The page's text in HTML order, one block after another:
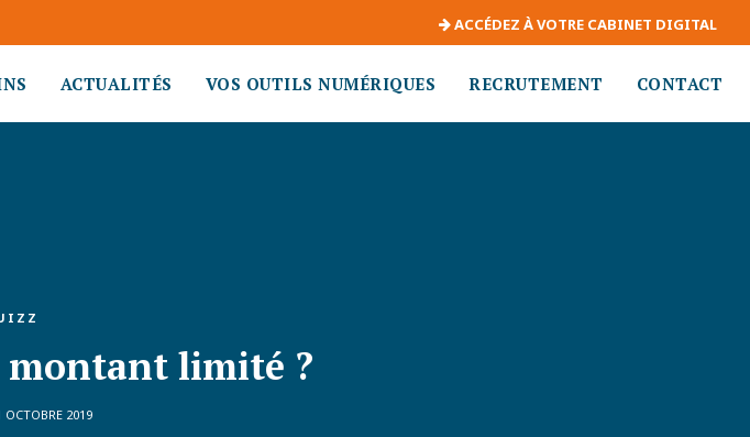
ACCÉDEZ À VOTRE CABINET DIGITAL
ACTUALITÉS VOS OUTILS NUMÉRIQUES RECRUTEMENT CONTACT
montant limité ?
OCTOBRE 2019